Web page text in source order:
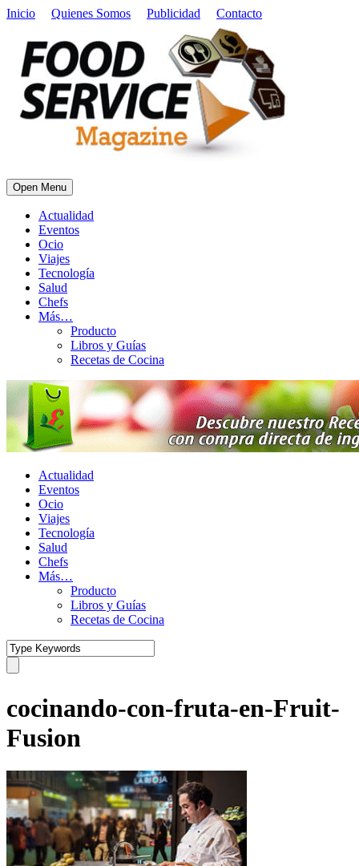
Inicio Quienes Somos Publicidad Contacto
Open Menu
Actualidad
Eventos
Ocio
Viajes
Tecnología
Salud
Chefs
Más…
Producto
Libros y Guías
Recetas de Cocina
Actualidad
Eventos
Ocio
Viajes
Tecnología
Salud
Chefs
Más…
Producto
Libros y Guías
Recetas de Cocina
cocinando-con-fruta-en-Fruit-
Fusion